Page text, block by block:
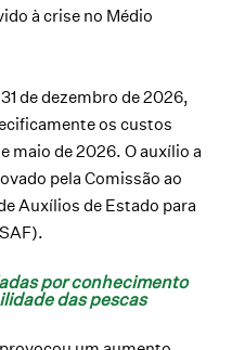
à crise no Médio
de dezembro de 2026,
os custos
maio de 2026. O auxílio a
pela Comissão ao
Auxílios de Estado para
por conhecimento
das pescas